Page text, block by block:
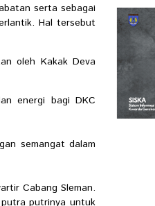
serta sebagai
Hal tersebut
oleh Kakak Deva
energi bagi DKC
semangat dalam
Cabang Sleman.
putrinya untuk